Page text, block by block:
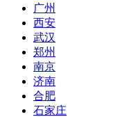
广州
西安
武汉
郑州
南京
济南
合肥
石家庄